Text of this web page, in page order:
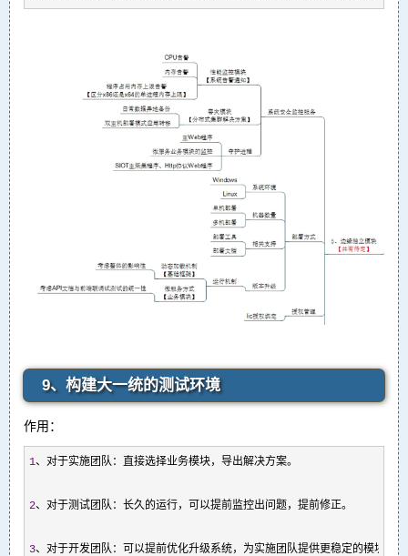
9、构建大一统的测试环境
作用：
1、对于实施团队：直接选择业务模块，导出解决方案。
2、对于测试团队：长久的运行，可以提前监控出问题，提前修正。
3、对于开发团队：可以提前优化升级系统，为实施团队提供更稳定的模块。